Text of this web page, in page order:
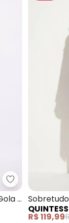
Quintess -
e
Bolsos
QUINTESS
R$ 119,99